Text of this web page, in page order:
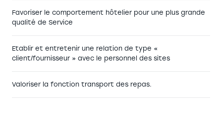
Favoriser le comportement hôtelier pour une plus grande
qualité de Service
Etablir et entretenir une relation de type «
client/fournisseur » avec le personnel des sites
Valoriser la fonction transport des repas.